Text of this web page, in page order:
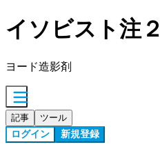
イソビスト注
ヨード造影剤
記事 ツール
ログイン 新規登録